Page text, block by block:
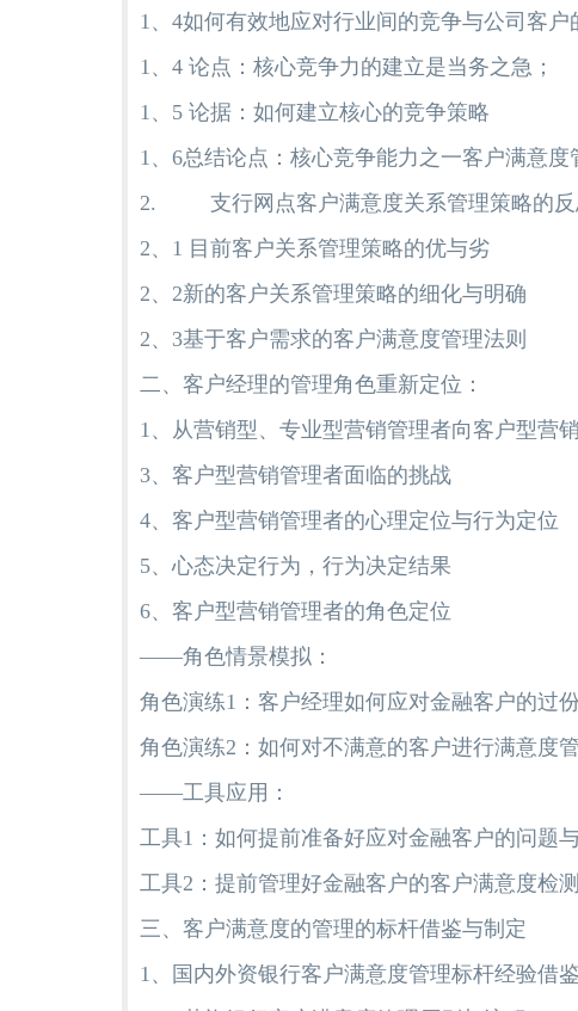
1、4如何有效地应对行业间的竞争与公司客户
1、4 论点：核心竞争力的建立是当务之急；
1、5 论据：如何建立核心的竞争策略
1、6总结论点：核心竞争能力之一客户满意度
2. 支行网点客户满意度关系管理策略的反
2、1 目前客户关系管理策略的优与劣
2、2新的客户关系管理策略的细化与明确
2、3基于客户需求的客户满意度管理法则
二、客户经理的管理角色重新定位：
1、从营销型、专业型营销管理者向客户型营
3、客户型营销管理者面临的挑战
4、客户型营销管理者的心理定位与行为定位
5、心态决定行为，行为决定结果
6、客户型营销管理者的角色定位
——角色情景模拟：
角色演练1：客户经理如何应对金融客户的过
角色演练2：如何对不满意的客户进行满意度
——工具应用：
工具1：如何提前准备好应对金融客户的问题与
工具2：提前管理好金融客户的客户满意度检
三、客户满意度的管理的标杆借鉴与制定
1、国内外资银行客户满意度管理标杆经验借鉴